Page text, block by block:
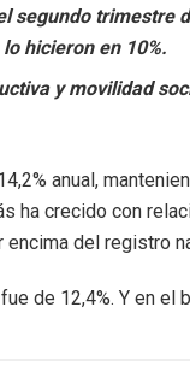
segundo trimestre
hicieron en 10%.
y movilidad
anual,
crecido con
del registro
de 12,4%. Y en el